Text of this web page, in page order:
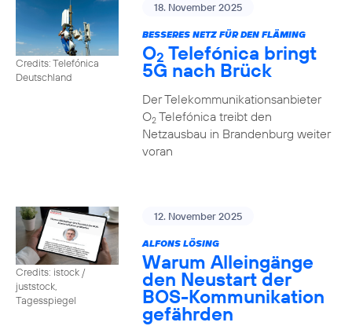
Credits: Telefónica
Deutschland
18. November 2025
BESSERES NETZ FÜR DEN FLÄMING
O2 Telefónica bringt
5G nach Brück
Der Telekommunikationsanbieter
O2Telefónica treibt den
Netzausbau in Brandenburg weiter
voran
Credits: istock /
juststock,
Tagesspiegel
12. November 2025
ALFONS LÖSING
Warum Alleingänge
den Neustart der
BOS-Kommunikation
gefährden